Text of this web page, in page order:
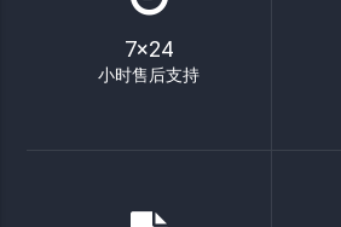
7×24
小时售后支持